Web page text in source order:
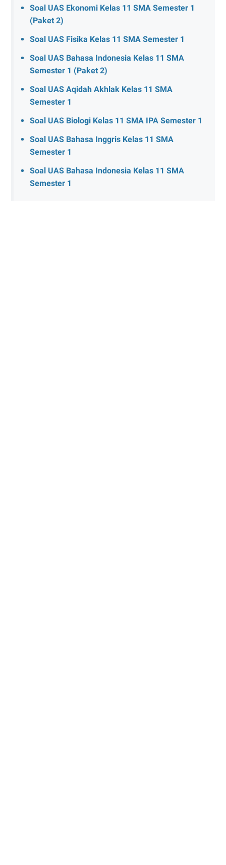
Soal UAS Ekonomi Kelas 11 SMA Semester 1
(Paket 2)
Soal UAS Fisika Kelas 11 SMA Semester 1
Soal UAS Bahasa Indonesia Kelas 11 SMA
Semester 1 (Paket 2)
Soal UAS Aqidah Akhlak Kelas 11 SMA
Semester 1
Soal UAS Biologi Kelas 11 SMA IPA Semester 1
Soal UAS Bahasa Inggris Kelas 11 SMA
Semester 1
Soal UAS Bahasa Indonesia Kelas 11 SMA
Semester 1